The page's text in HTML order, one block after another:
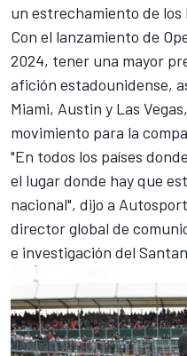
un estrechamiento de los
Con el lanzamiento de
2024, tener una mayor
afición estadounidense,
Miami, Austin y Las
movimiento para la
"En todos los países
el lugar donde hay que
nacional", dijo a
director global de
e investigación del